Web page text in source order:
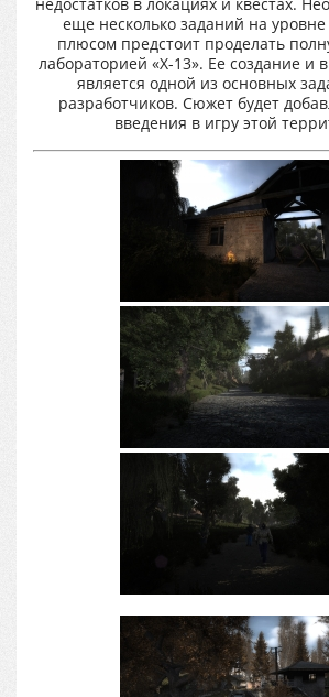
еще несколько заданий на
плюсом предстоит проделать
лабораторией «X-13». Ее создание и
является одной из основных
разработчиков. Сюжет будет
введения в игру этой